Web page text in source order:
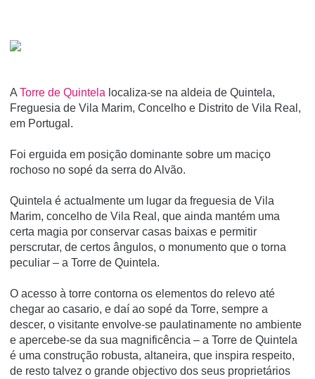
A Torre de Quintela localiza-se na aldeia de Quintela,
Freguesia de Vila Marim, Concelho e Distrito de Vila Real,
em Portugal.
Foi erguida em posição dominante sobre um maciço
rochoso no sopé da serra do Alvão.
Quintela é actualmente um lugar da freguesia de Vila
Marim, concelho de Vila Real, que ainda mantém uma
certa magia por conservar casas baixas e permitir
perscrutar, de certos ângulos, o monumento que o torna
peculiar – a Torre de Quintela.
O acesso à torre contorna os elementos do relevo até
chegar ao casario, e daí ao sopé da Torre, sempre a
descer, o visitante envolve-se paulatinamente no ambiente
e apercebe-se da sua magnificência – a Torre de Quintela
é uma construção robusta, altaneira, que inspira respeito,
de resto talvez o grande objectivo dos seus proprietários